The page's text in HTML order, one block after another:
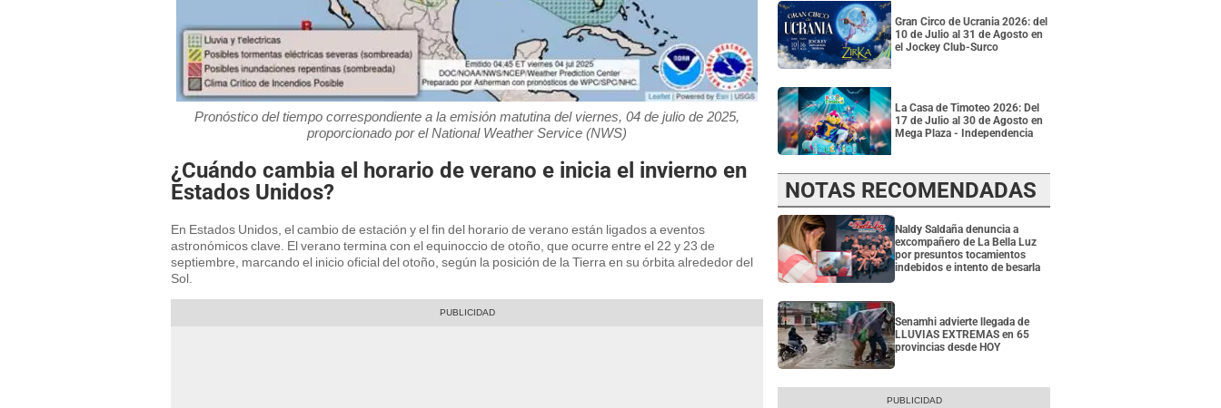
Pronóstico del tiempo correspondiente a la emisión matutina del viernes, 04 de julio de 2025,
proporcionado por el National Weather Service (NWS)
¿Cuándo cambia el horario de verano e inicia el invierno en
Estados Unidos?
En Estados Unidos, el cambio de estación y el fin del horario de verano están ligados a eventos
astronómicos clave. El verano termina con el equinoccio de otoño, que ocurre entre el 22 y 23 de
septiembre, marcando el inicio oficial del otoño, según la posición de la Tierra en su órbita alrededor del
Sol.
Gran Circo de Ucrania 2026: del
10 de Julio al 31 de Agosto en
el Jockey Club-Surco
La Casa de Timoteo 2026: Del
17 de Julio al 30 de Agosto en
Mega Plaza - Independencia
NOTAS RECOMENDADAS
Naldy Saldaña denuncia a
excompañero de La Bella Luz
por presuntos tocamientos
indebidos e intento de besarla
Senamhi advierte llegada de
LLUVIAS EXTREMAS en 65
provincias desde HOY